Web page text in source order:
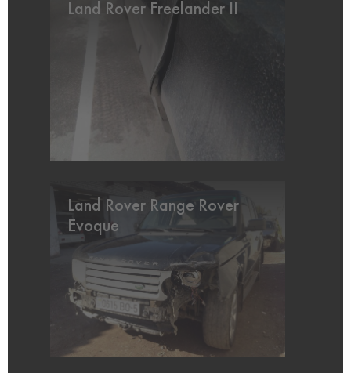
Land Rover Freelander II
Land Rover Range Rover
Evoque